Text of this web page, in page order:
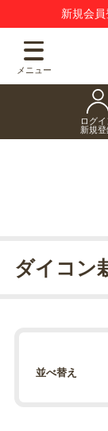
新規会
メニュー
ログイ
新規登
ダイコン
並べ替え